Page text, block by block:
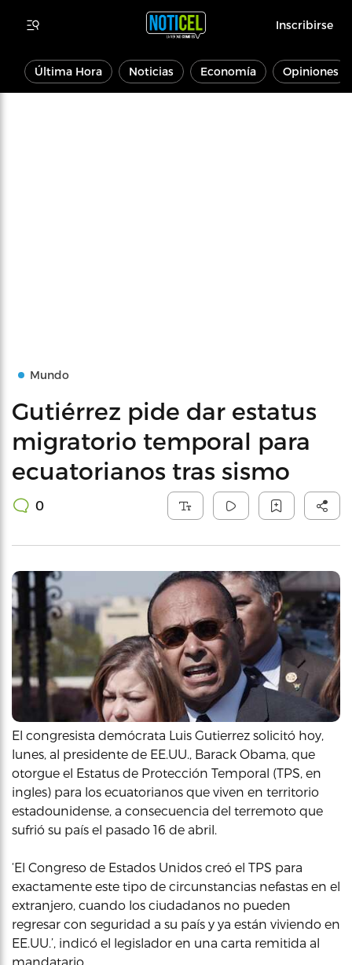
Inscribirse
Última Hora Noticias Economía Opiniones
Mundo
Gutiérrez pide dar estatus
migratorio temporal para
ecuatorianos tras sismo
0
El congresista demócrata Luis Gutierrez solicitó hoy,
lunes, al presidente de EE.UU., Barack Obama, que
otorgue el Estatus de Protección Temporal (TPS, en
ingles) para los ecuatorianos que viven en territorio
estadounidense, a consecuencia del terremoto que
sufrió su país el pasado 16 de abril.
‘El Congreso de Estados Unidos creó el TPS para
exactamente este tipo de circunstancias nefastas en el
extranjero, cuando los ciudadanos no pueden
regresar con seguridad a su país y ya están viviendo en
EE.UU.’, indicó el legislador en una carta remitida al
mandatario.